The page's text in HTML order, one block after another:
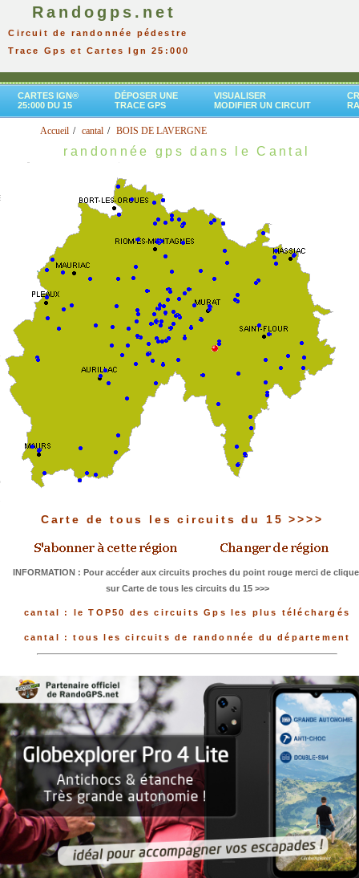
Randogps.net
Circuit de randonnée pédestre
Trace Gps et Cartes Ign 25:000
CARTES IGN®
25:000 DU 15
DÉPOSER UNE
TRACE GPS
VISUALISER
MODIFIER UN CIRCUIT
Accueil cantal BOIS DE LAVERGNE
randonnée gps dans le Cantal
Carte de tous les circuits du 15 >>>>
INFORMATION : Pour accéder aux circuits proches du point rouge merci de
sur Carte de tous les circuits du 15 >>>
cantal : le TOP50 des circuits Gps les plus téléchargés
cantal : tous les circuits de randonnée du département